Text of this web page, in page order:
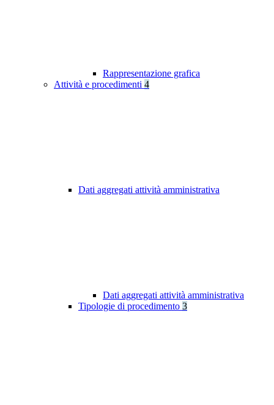
Rappresentazione grafica
Attività e procedimenti 4
Dati aggregati attività amministrativa
Dati aggregati attività amministrativa
Tipologie di procedimento 3